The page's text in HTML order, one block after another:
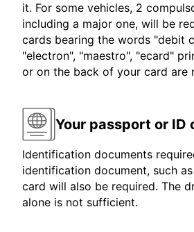
it. For some vehicles, 2
including a major one, will be
cards bearing the words "debit
"electron", "maestro", "ecard"
or on the back of your card are
Your passport or ID
Identification documents
identification document, such
card will also be required. The
alone is not sufficient.